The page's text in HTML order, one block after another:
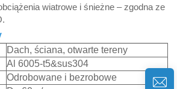
wiatrowe i śnieżne – zgodna ze
Dach, ściana, otwarte tereny
Al 6005-t5&sus304
Odrobowane i bezrobowe